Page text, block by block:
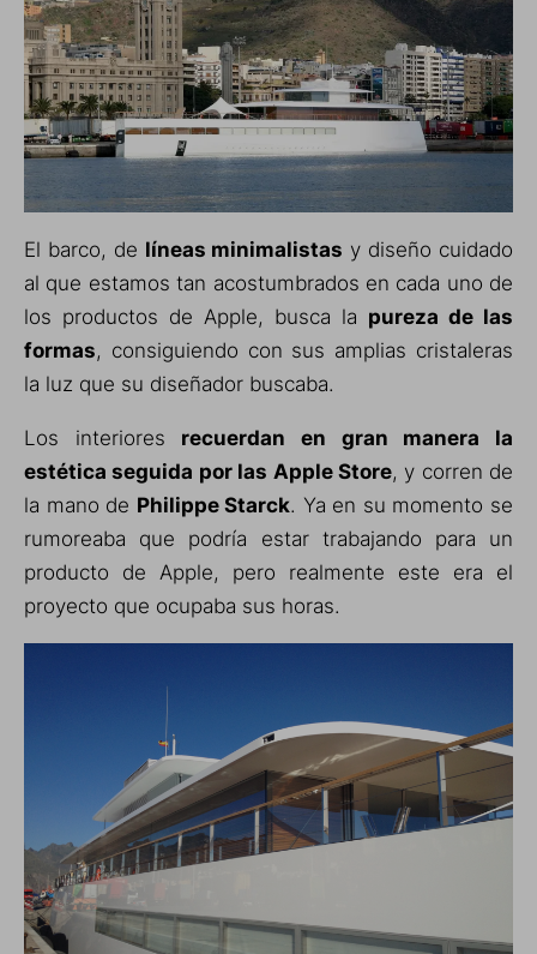
El barco, de líneas minimalistas y diseño cuidado
al que estamos tan acostumbrados en cada uno de
los productos de Apple, busca la pureza de las
formas, consiguiendo con sus amplias cristaleras
la luz que su diseñador buscaba.
Los interiores recuerdan en gran manera la
estética seguida por las Apple Store, y corren de
la mano de Philippe Starck. Ya en su momento se
rumoreaba que podría estar trabajando para un
producto de Apple, pero realmente este era el
proyecto que ocupaba sus horas.